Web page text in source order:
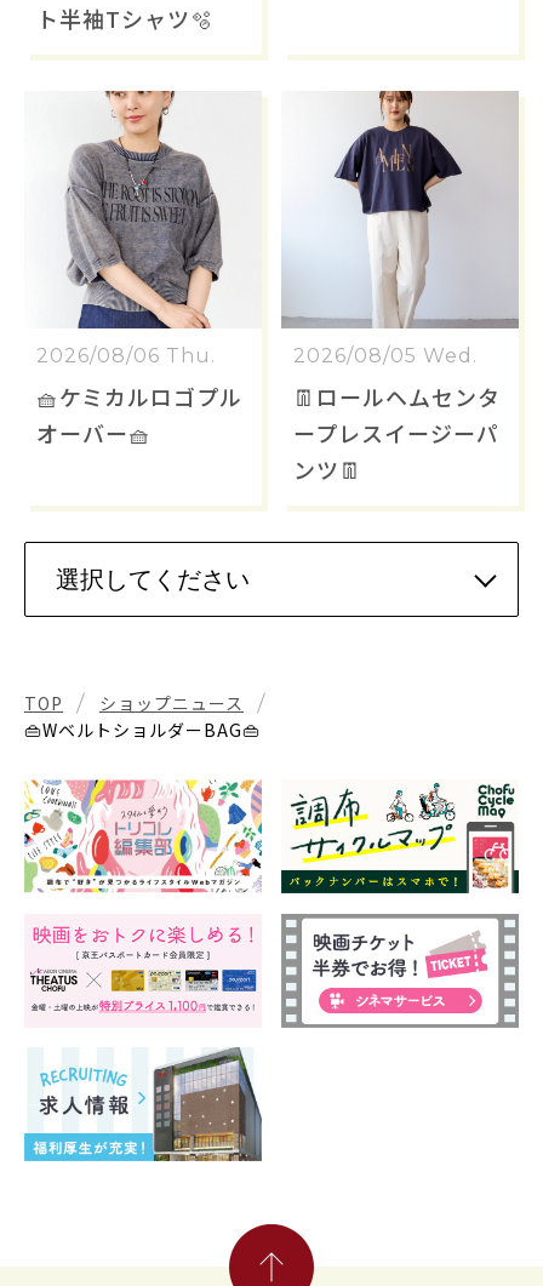
ト半袖Tシャツ🫧
2026/08/06 Thu.
🧺ケミカルロゴプル
オーバー🧺
2026/08/05 Wed.
👖ロールヘムセンタ
ープレスイージーパ
ンツ👖
TOP
ショップニュース
👜WベルトショルダーBAG👜